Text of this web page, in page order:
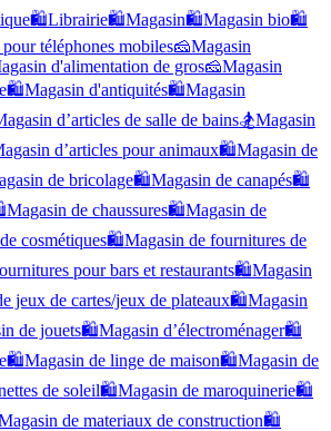
🛍️Librairie🛍️Magasin🛍️Magasin bio🛍️
téléphones mobiles🧀Magasin
d'alimentation de gros🧀Magasin
🛍️Magasin d'antiquités🛍️Magasin
d’articles de salle de bains🏂Magasin
d’articles pour animaux🛍️Magasin de
de bricolage🛍️Magasin de canapés🛍️
Magasin de chaussures🛍️Magasin de
cosmétiques🛍️Magasin de fournitures de
pour bars et restaurants🛍️Magasin
jeux de cartes/jeux de plateaux🛍️Magasin
de jouets🛍️Magasin d’électroménager🛍️
🛍️Magasin de linge de maison🛍️Magasin de
de soleil🛍️Magasin de maroquinerie🛍️
de materiaux de construction🛍️